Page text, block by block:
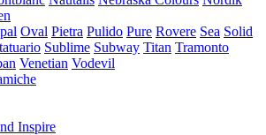
Oval Pietra Pulido Pure Rovere Sea Solid
Sublime Subway Titan Tramonto
Venetian Vodevil
Inspire